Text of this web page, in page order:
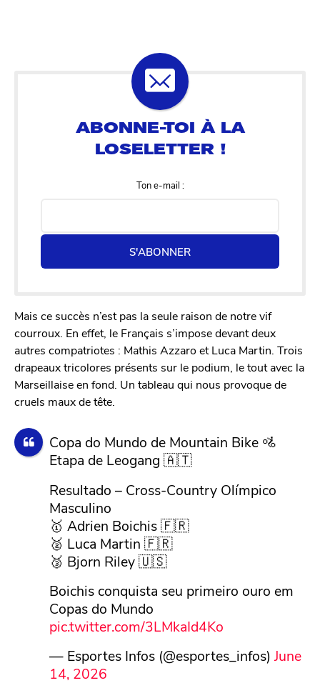
Ton e-mail :
S'ABONNER
Mais ce succès n’est pas la seule raison de notre vif
courroux. En effet, le Français s’impose devant deux
autres compatriotes : Mathis Azzaro et Luca Martin. Trois
drapeaux tricolores présents sur le podium, le tout avec la
Marseillaise en fond. Un tableau qui nous provoque de
cruels maux de tête.
Copa do Mundo de Mountain Bike 🚵
Etapa de Leogang 🇦🇹
Resultado – Cross-Country Olímpico
Masculino
🥇 Adrien Boichis 🇫🇷
🥈 Luca Martin 🇫🇷
🥉 Bjorn Riley 🇺🇸
Boichis conquista seu primeiro ouro em
Copas do Mundo
pic.twitter.com/3LMkaId4Ko
— Esportes Infos (@esportes_infos) June
14, 2026